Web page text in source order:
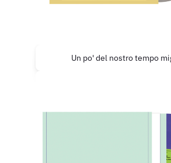
Un po' del nostro tempo